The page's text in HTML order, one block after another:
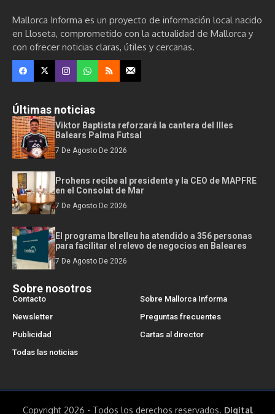
Mallorca Informa es un proyecto de información local nacido
en Lloseta, comprometido con la actualidad de Mallorca y
con ofrecer noticias claras, útiles y cercanas.
Últimas noticias
Viktor Baptista reforzará la cantera del Illes
Balears Palma Futsal
7 De Agosto De 2026
Prohens recibe al presidente y la CEO de MAPFRE
en el Consolat de Mar
7 De Agosto De 2026
El programa Ibrelleu ha atendido a 356 personas
para facilitar el relevo de negocios en Baleares
7 De Agosto De 2026
Sobre nosotros
Contacto
Sobre Mallorca Informa
Newsletter
Preguntas frecuentes
Publicidad
Cartas al director
Todas las noticias
Copyright 2026 - Todos los derechos reservados. Digital